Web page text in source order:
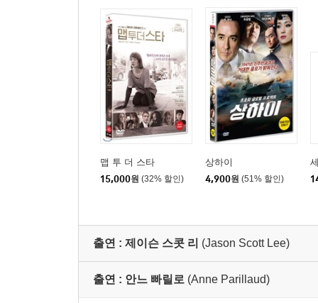
맵 투 더 스타
15,000원 (32% 할인)
상하이
4,900원 (51% 할인)
출연 : 제이슨 스콧 리 (Jason Scott Lee)
출연 : 안느 빠릴로 (Anne Parillaud)